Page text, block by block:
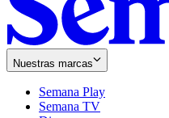
Nuestras marcas
Semana Play
Semana TV